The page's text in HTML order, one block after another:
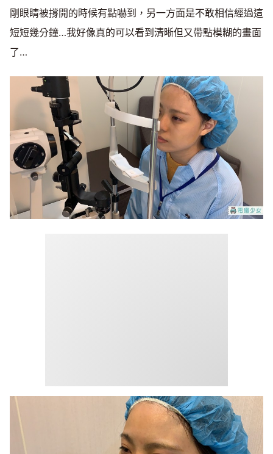
剛眼睛被撐開的時候有點嚇到，另一方面是不敢相信經過這
短短幾分鐘…我好像真的可以看到清晰但又帶點模糊的畫面
了…